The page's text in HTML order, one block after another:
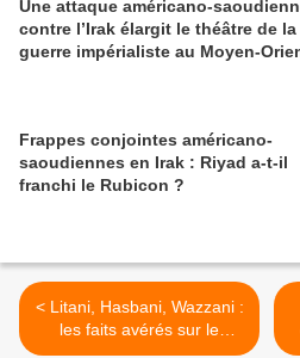
Une attaque américano-
contre l’Irak élargit le théâtre de la
guerre impérialiste au Moyen-
Frappes conjointes américano-
saoudiennes en Irak : Riyad a-t-il
franchi le Rubicon ?
< Litani, Hasbani, Wazzani :
les faits avérés sur le
détournement des eaux